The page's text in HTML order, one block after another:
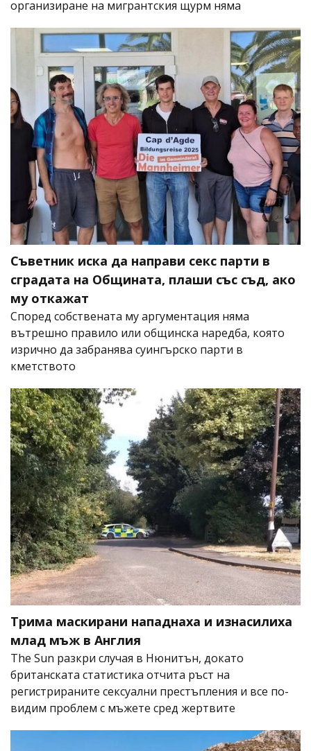
организиране на мигрантския щурм няма
Съветник иска да направи секс парти в
сградата на Общината, плаши със съд, ако
му откажат
Според собствената му аргументация няма
вътрешно правило или общинска наредба, която
изрично да забранява суингърско парти в
кметството
Трима маскирани нападнаха и изнасилиха
млад мъж в Англия
The Sun разкри случая в Нюнитън, докато
британската статистика отчита ръст на
регистрираните сексуални престъпления и все по-
видим проблем с мъжете сред жертвите